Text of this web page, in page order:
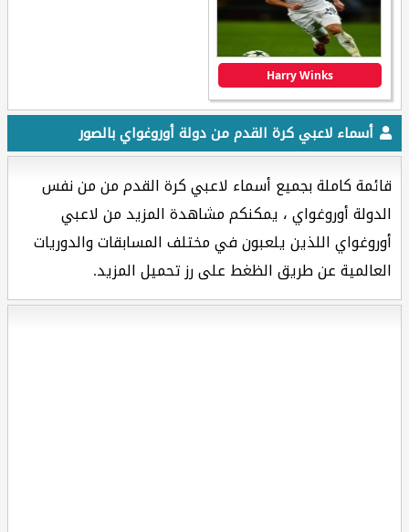
Harry Winks
أسماء لاعبي كرة القدم من دولة أوروغواي بالصور
قائمة كاملة بجميع أسماء لاعبي كرة القدم من من نفس
الدولة أوروغواي ، يمكنكم مشاهدة المزيد من لاعبي
أوروغواي اللذين يلعبون في مختلف المسابقات والدوريات
العالمية عن طريق الظغط على رز تحميل المزيد.